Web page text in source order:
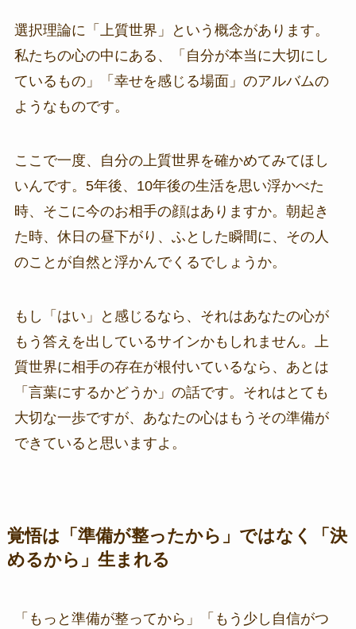
選択理論に「上質世界」という概念があります。
私たちの心の中にある、「自分が本当に大切にし
ているもの」「幸せを感じる場面」のアルバムの
ようなものです。
ここで一度、自分の上質世界を確かめてみてほし
いんです。5年後、10年後の生活を思い浮かべた
時、そこに今のお相手の顔はありますか。朝起き
た時、休日の昼下がり、ふとした瞬間に、その人
のことが自然と浮かんでくるでしょうか。
もし「はい」と感じるなら、それはあなたの心が
もう答えを出しているサインかもしれません。上
質世界に相手の存在が根付いているなら、あとは
「言葉にするかどうか」の話です。それはとても
大切な一歩ですが、あなたの心はもうその準備が
できていると思いますよ。
覚悟は「準備が整ったから」ではなく「決
めるから」生まれる
「もっと準備が整ってから」「もう少し自信がつ